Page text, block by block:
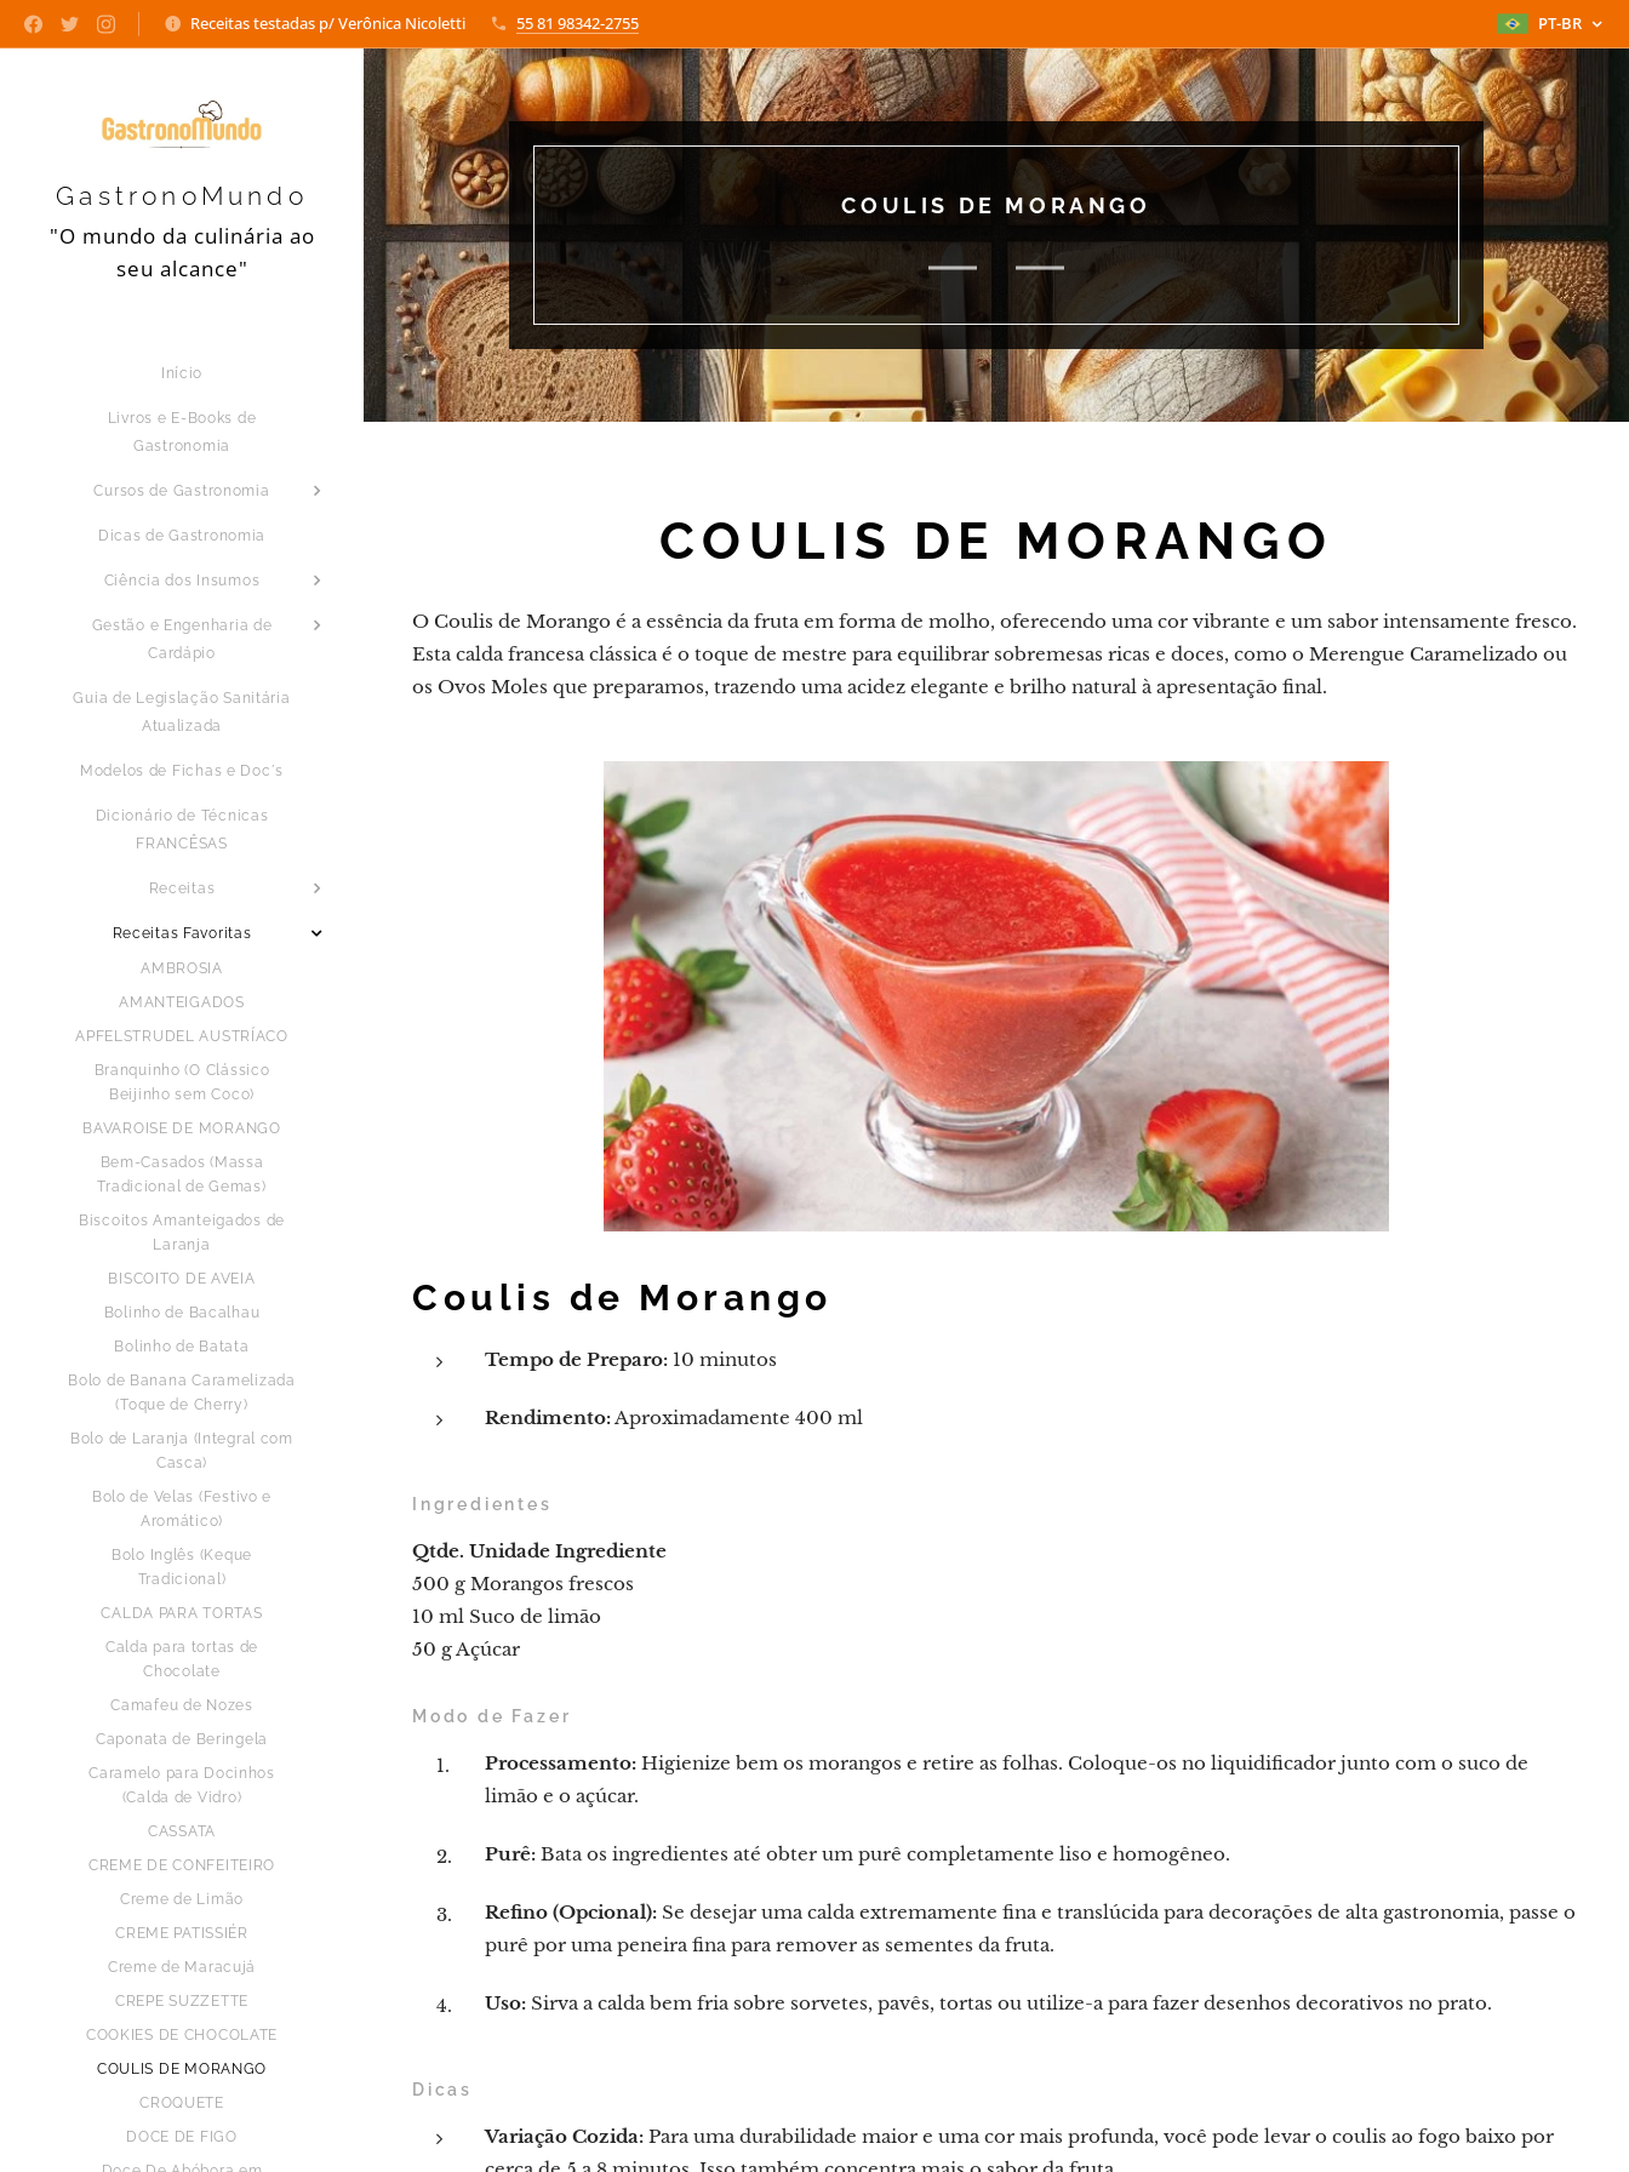
Receitas testadas p/ Verônica Nicoletti 55 81 98342-2755 PT-BR
GastronoMundo
"O mundo da culinária ao
seu alcance"
Início
Livros e E-Books de
Gastronomia
Cursos de Gastronomia
Dicas de Gastronomia
Ciência dos Insumos
Gestão e Engenharia de
Cardápio
Guia de Legislação Sanitária
Atualizada
Modelos de Fichas e Doc´s
Dicionário de Técnicas
FRANCÊSAS
Receitas
Receitas Favoritas
AMBROSIA
AMANTEIGADOS
APFELSTRUDEL AUSTRÍACO
Branquinho (O Clássico
Beijinho sem Coco)
BAVAROISE DE MORANGO
Bem-Casados (Massa
Tradicional de Gemas)
Biscoitos Amanteigados de
Laranja
BISCOITO DE AVEIA
Bolinho de Bacalhau
Bolinho de Batata
Bolo de Banana Caramelizada
(Toque de Cherry)
Bolo de Laranja (Integral com
Casca)
Bolo de Velas (Festivo e
Aromático)
Bolo Inglês (Keque
Tradicional)
CALDA PARA TORTAS
Calda para tortas de
Chocolate
Camafeu de Nozes
Caponata de Beringela
Caramelo para Docinhos
(Calda de Vidro)
CASSATA
CREME DE CONFEITEIRO
Creme de Limão
CREME PATISSIÉR
Creme de Maracujá
CREPE SUZZETTE
COOKIES DE CHOCOLATE
COULIS DE MORANGO
CROQUETE
DOCE DE FIGO
COULIS DE MORANGO
COULIS DE MORANGO
O Coulis de Morango é a essência da fruta em forma de molho, oferecendo uma cor vibrante e um sabor intensamente fresco.
Esta calda francesa clássica é o toque de mestre para equilibrar sobremesas ricas e doces, como o Merengue Caramelizado ou
os Ovos Moles que preparamos, trazendo uma acidez elegante e brilho natural à apresentação final.
Coulis de Morango
Tempo de Preparo: 10 minutos
Rendimento:Aproximadamente 400 ml
Ingredientes
Qtde. Unidade Ingrediente
500 g Morangos frescos
10 ml Suco de limão
50 g Açúcar
Modo de Fazer
Processamento: Higienize bem os morangos e retire as folhas. Coloque-os no liquidificador junto com o suco de
limão e o açúcar.
Purê: Bata os ingredientes até obter um purê completamente liso e homogêneo.
Refino (Opcional): Se desejar uma calda extremamente fina e translúcida para decorações de alta gastronomia, passe o
purê por uma peneira fina para remover as sementes da fruta.
Uso: Sirva a calda bem fria sobre sorvetes, pavês, tortas ou utilize-a para fazer desenhos decorativos no prato.
Dicas
Variação Cozida: Para uma durabilidade maior e uma cor mais profunda, você pode levar o coulis ao fogo baixo por